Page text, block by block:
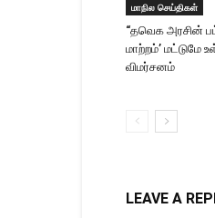
மாநில செய்திகள்
“தவெக அரசின்
மாற்றம்’ மட்டுமே
விமர்சனம்
LEAVE A